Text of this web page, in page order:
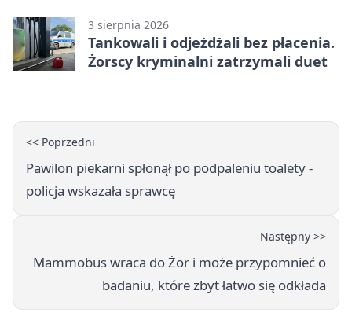
3 sierpnia 2026
Tankowali i odjeżdżali bez płacenia.
Żorscy kryminalni zatrzymali duet
<< Poprzedni
Pawilon piekarni spłonął po podpaleniu toalety -
policja wskazała sprawcę
Następny >>
Mammobus wraca do Żor i może przypomnieć o
badaniu, które zbyt łatwo się odkłada